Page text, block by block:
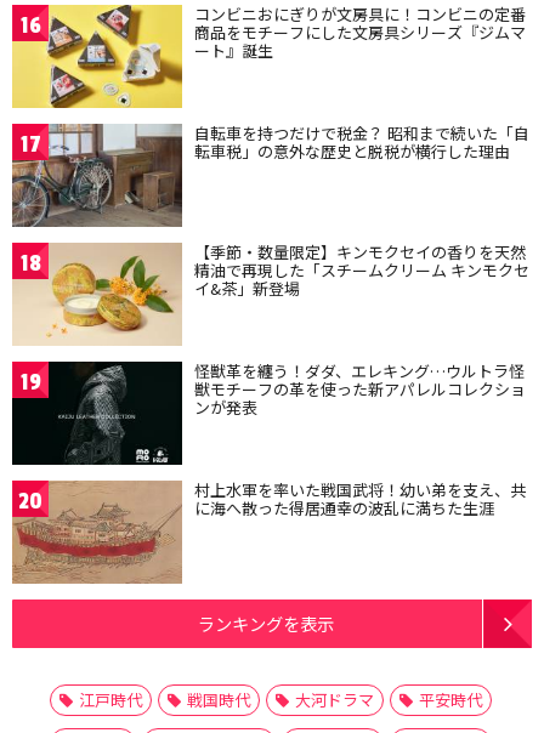
16 コンビニおにぎりが文房具に！コンビニの定番
商品をモチーフにした文房具シリーズ『ジムマ
ート』誕生
17 自転車を持つだけで税金？ 昭和まで続いた「自
転車税」の意外な歴史と脱税が横行した理由
18 【季節・数量限定】キンモクセイの香りを天然
精油で再現した「スチームクリーム キンモクセ
イ&茶」新登場
19 怪獣革を纏う！ダダ、エレキング…ウルトラ怪
獣モチーフの革を使った新アパレルコレクショ
ンが発表
20 村上水軍を率いた戦国武将！幼い弟を支え、共
に海へ散った得居通幸の波乱に満ちた生涯
ランキングを表示
江戸時代 戦国時代 大河ドラマ
平安時代